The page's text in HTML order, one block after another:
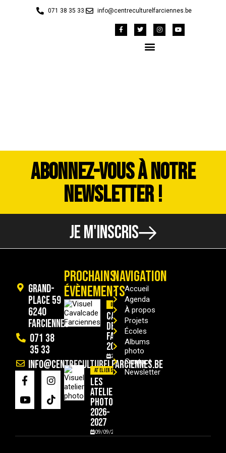
071 38 35 33 info@centreculturelfarciennes.be
ABONNEZ-VOUS À NOTRE
NEWSLETTER !
JE M'INSCRIS
Grand-
Place 59
6240
Farciennes
071 38
35 33
info@centreculturelfarciennes.be
PROCHAINS
ÉVÈNEMENTS
Divers
Cavalcade
de
Farciennes
2026
29/08/2026
Ateliers
Les
ateliers
photo
2026-
2027
09/09/2026
NAVIGATION
Accueil
Agenda
À propos
Projets
Écoles
Albums
photo
Contact
Newsletter